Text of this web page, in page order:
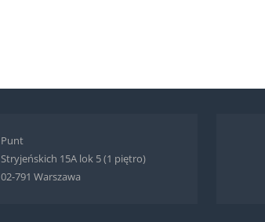
Punt
Stryjeńskich 15A lok 5 (1 piętro)
02-791 Warszawa